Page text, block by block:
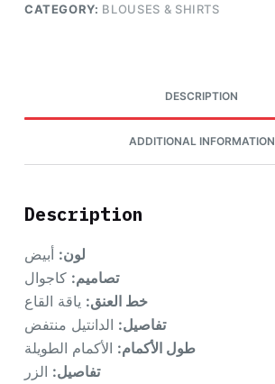
CATEGORY: BLOUSES & SHIRTS
DESCRIPTION
ADDITIONAL INFORMATION
Description
لون: أبيض
تصاميم: كاجوال
خط العنق: ياقة القاع
تفاصيل: الدانتيل منتفض
طول الأكمام: الأكمام الطويلة
تفاصيل: الزر